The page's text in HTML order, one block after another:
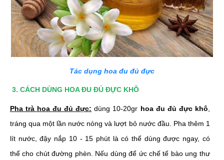
Tác dụng hoa đu đủ đực
3. CÁCH DÙNG HOA ĐU ĐỦ ĐỰC KHÔ
Pha trà hoa đu đủ đực: dùng 10-20gr hoa đu đủ đực khô,
tráng qua một lần nước nóng và lượt bỏ nước đầu. Pha thêm 1
lít nước, đậy nắp 10 - 15 phút là có thể dùng được ngay, có
thể cho chút đường phèn. Nếu dùng để ức chế tế bào ung thư